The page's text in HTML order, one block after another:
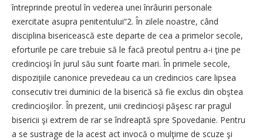
întreprinde preotul în vederea unei înrâuriri personale
exercitate asupra penitentului“2. În zilele noastre, când
disciplina bisericească este departe de cea a primelor secole,
eforturile pe care trebuie să le facă preotul pentru a-i ţine pe
credincioşi în jurul său sunt foarte mari. În primele secole,
dispoziţiile canonice prevedeau ca un credincios care lipsea
consecutiv trei duminici de la biserică să fie exclus din obştea
credincioşilor. În prezent, unii credincioşi păşesc rar pragul
bisericii şi extrem de rar se îndreaptă spre Spovedanie. Pentru
a se sustrage de la acest act invocă o mulţime de scuze şi